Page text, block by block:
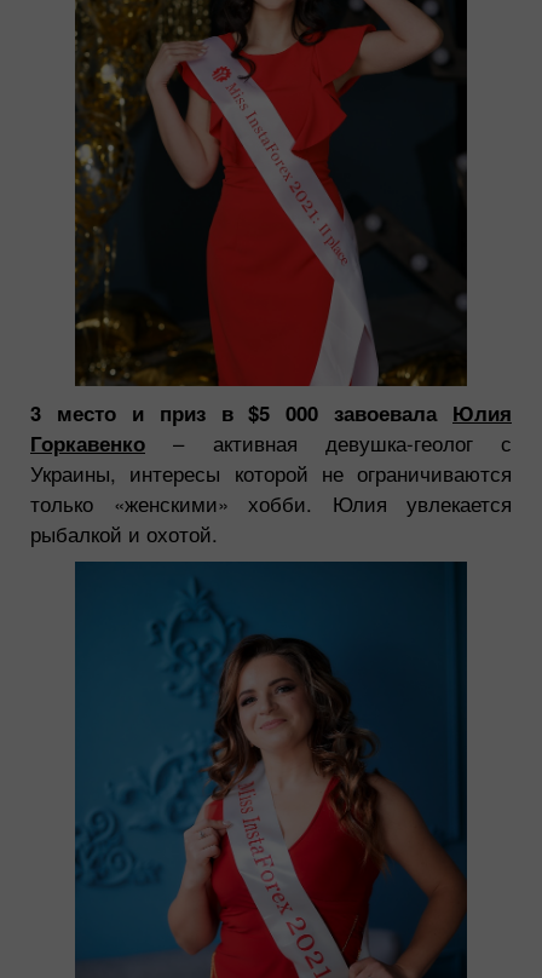
3 место и приз в $5 000 завоевала Юлия
Горкавенко – активная девушка-геолог с
Украины, интересы которой не ограничиваются
только «женскими» хобби. Юлия увлекается
рыбалкой и охотой.